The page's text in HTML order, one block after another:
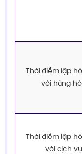
Thời điểm lập
với hàng
Thời điểm lập
với dịch vụ